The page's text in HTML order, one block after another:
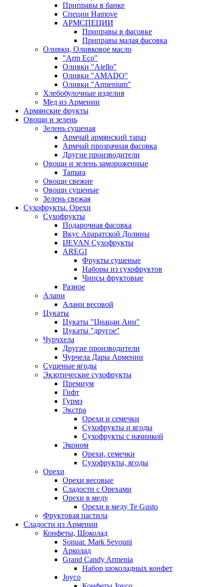
Приправы в банке
Специи Hamove
АРМСПЕЦИИ
Приправы в фасовке
Приправы малая фасовка
Оливки, Оливковое масло
"Arm Eco"
Оливки "Aiello"
Оливки "AMADO"
Оливки "Armenium"
Хлебобулочные изделия
Мед из Армении
Армянские фрукты
Овощи и зелень
Зелень сушеная
Армчай армянский тараз
Армчай прозрачная фасовка
Другие производители
Овощи и зелень замороженные
Tamara
Овощи свежие
Овощи сушеные
Зелень свежая
Сухофрукты. Орехи
Сухофрукты
Подарочная фасовка
Вкус Араратской Долины
IJEVAN Сухофрукты
AREGI
Фрукты сушеные
Наборы из сухофруктов
Чипсы фруктовые
Разное
Алани
Алани весовой
Цукаты
Цукаты "Циацан Ани"
Цукаты "другое"
Чурчхела
Другие производители
Чурчела Дары Армении
Сушеные ягоды
Экзотические сухофрукты
Премиум
Гифт
Гурмэ
Экстра
Орехи и семечки
Сухофрукты и ягоды
Сухофрукты с начинкой
Эконом
Орехи, семечки
Сухофрукты, ягоды
Орехи
Орехи весовые
Сладости с Орехами
Орехи в меду
Орехи в меду Te Gusto
Фруктовая пастила
Сладости из Армении
Конфеты, Шоколад
Sonuar. Mark Sevouni
Арколад
Grand Candy Armenia
Набор шоколадных конфет
Joyco